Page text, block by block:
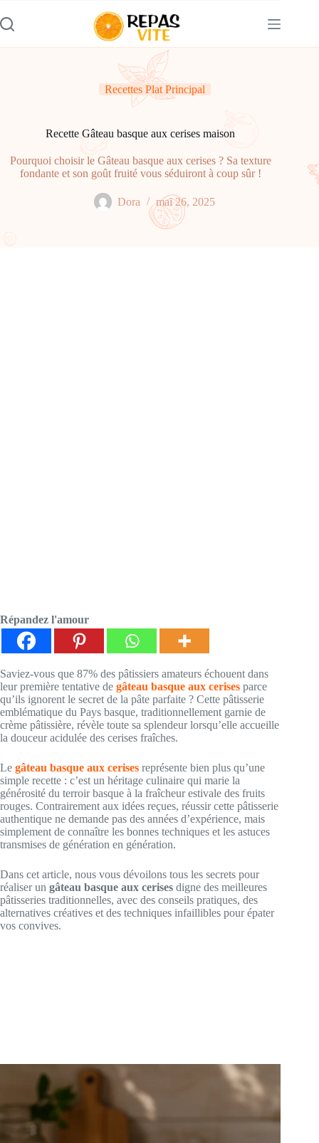
au
contenu
Recettes Plat Principal
Recette Gâteau basque aux cerises maison
Pourquoi choisir le Gâteau basque aux cerises ? Sa texture
fondante et son goût fruité vous séduiront à coup sûr !
Dora mai 26, 2025
Répandez l'amour
Saviez-vous que 87% des pâtissiers amateurs échouent dans
leur première tentative de gâteau basque aux cerises parce
qu’ils ignorent le secret de la pâte parfaite ? Cette pâtisserie
emblématique du Pays basque, traditionnellement garnie de
crème pâtissière, révèle toute sa splendeur lorsqu’elle accueille
la douceur acidulée des cerises fraîches.
Le gâteau basque aux cerises représente bien plus qu’une
simple recette : c’est un héritage culinaire qui marie la
générosité du terroir basque à la fraîcheur estivale des fruits
rouges. Contrairement aux idées reçues, réussir cette pâtisserie
authentique ne demande pas des années d’expérience, mais
simplement de connaître les bonnes techniques et les astuces
transmises de génération en génération.
Dans cet article, nous vous dévoilons tous les secrets pour
réaliser un gâteau basque aux cerises digne des meilleures
pâtisseries traditionnelles, avec des conseils pratiques, des
alternatives créatives et des techniques infaillibles pour épater
vos convives.